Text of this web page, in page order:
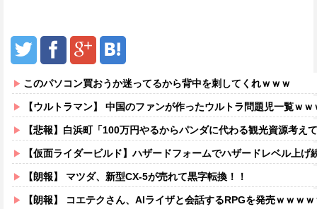
このパソコン買おうか迷ってるから背中を刺してくれｗｗｗ
【ウルトラマン】 中国のファンが作ったウルトラ問題児一覧ｗｗ
【悲報】白浜町「100万円やるからパンダに代わる観光資源考え
【仮面ライダービルド】ハザードフォームでハザードレベル上げ続けた
【朗報】 マツダ、新型CX-5が売れて黒字転換！！
【朗報】 コエテクさん、AIライザと会話するRPGを発売ｗｗｗ